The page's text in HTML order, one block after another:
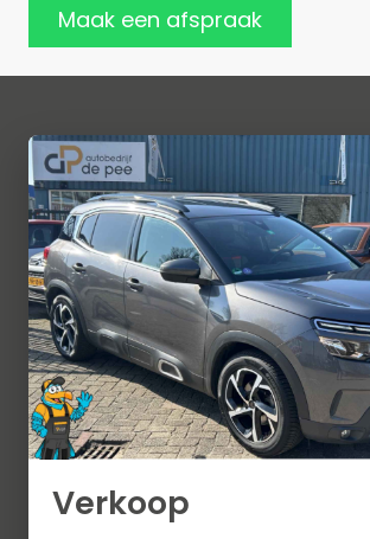
Maak een afspraak
Verkoop